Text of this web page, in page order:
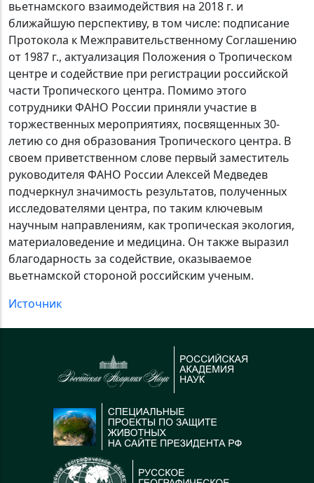
вьетнамского взаимодействия на 2018 г. и
ближайшую перспективу, в том числе: подписание
Протокола к Межправительственному Соглашению
от 1987 г., актуализация Положения о Тропическом
центре и содействие при регистрации российской
части Тропического центра. Помимо этого
сотрудники ФАНО России приняли участие в
торжественных мероприятиях, посвященных 30-
летию со дня образования Тропического центра. В
своем приветственном слове первый заместитель
руководителя ФАНО России Алексей Медведев
подчеркнул значимость результатов, полученных
исследователями центра, по таким ключевым
научным направлениям, как тропическая экология,
материаловедение и медицина. Он также выразил
благодарность за содействие, оказываемое
вьетнамской стороной российским ученым.
Источник